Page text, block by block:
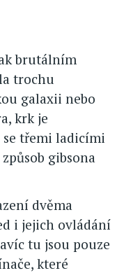
brutálním
trochu
galaxii nebo
krk je
třemi ladicími
gibsona
dvěma
i jejich ovládání
tu jsou pouze
které